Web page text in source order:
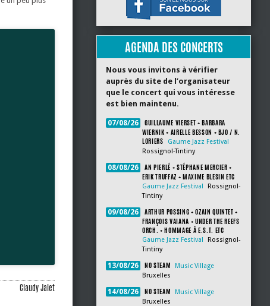
Claudy Jalet
AGENDA DES CONCERTS
Nous vous invitons à vérifier
auprès du site de l’organisateur
que le concert qui vous intéresse
est bien maintenu.
07/08/26
GUILLAUME VIERSET + BARBARA
WIERNIK + AIRELLE BESSON + BJO / N.
LORIERS
Gaume Jazz Festival
Rossignol-Tintiny
08/08/26
AN PIERLÉ + STÉPHANE MERCIER +
ERIK TRUFFAZ + MAXIME BLESIN ETC
Gaume Jazz Festival
Rossignol-
Tintiny
09/08/26
ARTHUR POSSING + OZAIN QUINTET +
FRANÇOIS VAIANA + UNDER THE REEFS
ORCH. + HOMMAGE À E.S.T. ETC
Gaume Jazz Festival
Rossignol-
Tintiny
13/08/26 NO STEAM
Music Village
Bruxelles
14/08/26 NO STEAM
Music Village
Bruxelles